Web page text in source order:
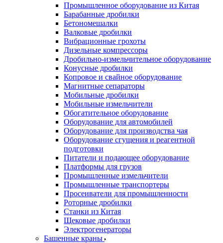
Промышленное оборудование из Китая
Барабанные дробилки
Бетономешалки
Валковые дробилки
Вибрационные грохоты
Дизельные компрессоры
Дробильно-измельчительное оборудование
Конусные дробилки
Копровое и свайное оборудование
Магнитные сепараторы
Мобильные дробилки
Мобильные измельчители
Обогатительное оборудование
Оборудование для автомобилей
Оборудование для производства чая
Оборудование сгущения и реагентной
подготовки
Питатели и подающее оборудование
Платформы для грузов
Промышленные измельчители
Промышленные транспортеры
Просеиватели для промышленности
Роторные дробилки
Станки из Китая
Щековые дробилки
Электрогенераторы
Башенные краны